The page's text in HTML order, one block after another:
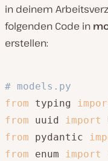
in deinem
folgenden Code in
erstellen:
# models.py
from typing
from uuid import
from pydantic
from enum import